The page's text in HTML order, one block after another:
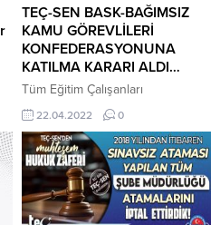
TEÇ-SEN BASK-BAĞIMSIZ
KAMU GÖREVLİLERİ
KONFEDERASYONUNA
KATILMA KARARI ALDI…
Tüm Eğitim Çalışanları
Sendikası Konfederasyon Olan
Bağımsız Kamu Görevlileri
Konfederasyonu (BASK)’ na
katılma kararı aldı. Tüm Eğitim
Çalışanları Sendikası Genel
Başkanı Ümit DEMİREL toplantıda
yaptığı konuşmada; sendikal
22.04.2022 0